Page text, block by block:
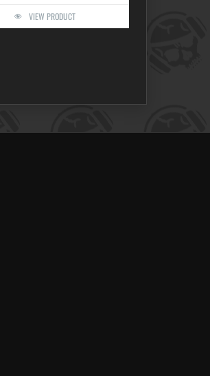
VIEW PRODUCT